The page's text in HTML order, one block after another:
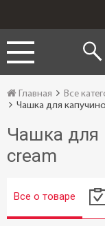
Главная Все
Чашка для капучино
Чашка для
cream
Все о товаре